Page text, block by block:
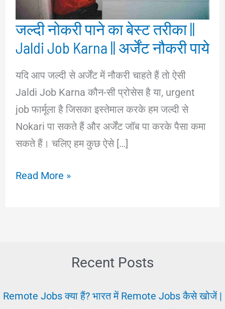
जल्दी नोकरी पाने का बेस्ट तरीका ||
Jaldi Job Karna || अर्जेंट नौकरी पाये
यदि आप जल्दी से अर्जेंट में नौकरी चाहते हैं तो ऐसी
Jaldi Job Karna कौन-सी प्रोसेस है या, urgent
job फार्मूला है जिसका इस्तेमाल करके हम जल्दी से
Nokari पा सकते हैं और अर्जेंट जॉब पा करके पैसा कमा
सकते हैं। चलिए हम कुछ ऐसे […]
जल्दी
Jaldi
Read More »
Recent Posts
Remote Jobs क्या हैं? भारत में Remote Jobs कैसे खोजें |